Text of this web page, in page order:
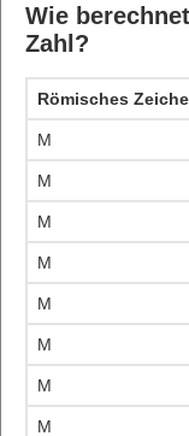
Wie
Zahl?
Römisches
M
M
M
M
M
M
M
M